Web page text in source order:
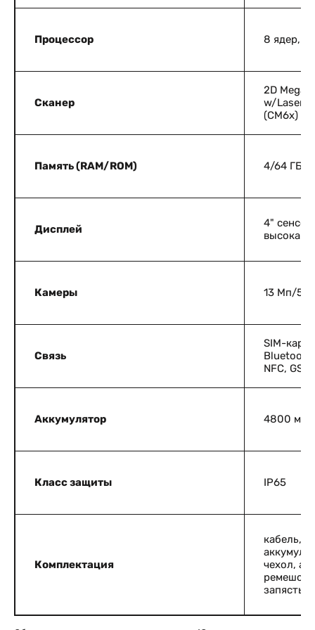
Процессор 8 ядер,
Сканер
2D Mega
w/Laser
(CM6x)
Память (RAM/ROM) 4/64 ГБ
Дисплей
4"
высокая
Камеры 13 Мп/5
Связь
SIM-
NFС,
Аккумулятор 4800 мАч
Класс защиты IP65
Комплектация
кабель,
чехол,
ремешок
запястье